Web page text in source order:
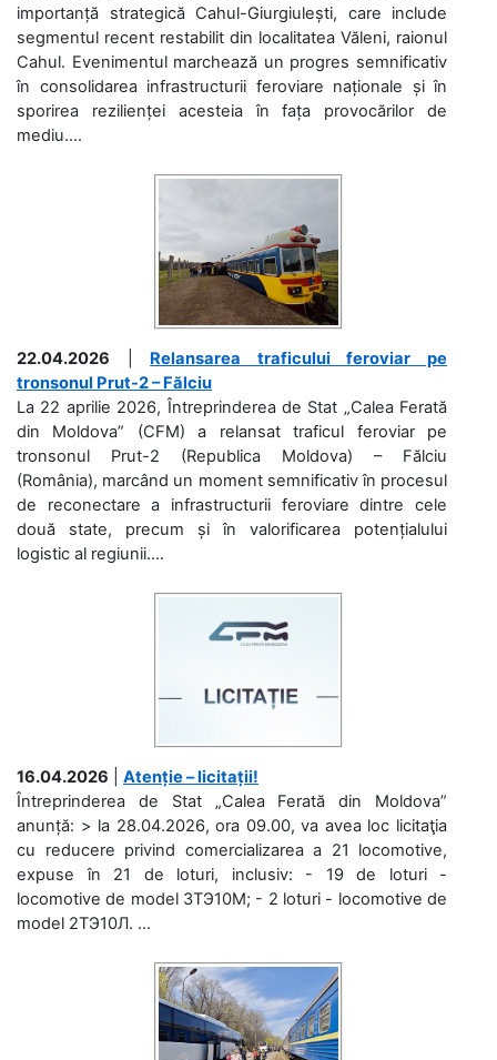
importanță strategică Cahul-Giurgiulești, care include
segmentul recent restabilit din localitatea Văleni, raionul
Cahul. Evenimentul marchează un progres semnificativ
în consolidarea infrastructurii feroviare naționale și în
sporirea rezilienței acesteia în fața provocărilor de
mediu....
22.04.2026
Relansarea traficului feroviar pe
tronsonul Prut-2 – Fălciu
La 22 aprilie 2026, Întreprinderea de Stat „Calea Ferată
din Moldova” (CFM) a relansat traficul feroviar pe
tronsonul Prut-2 (Republica Moldova) – Fălciu
(România), marcând un moment semnificativ în procesul
de reconectare a infrastructurii feroviare dintre cele
două state, precum și în valorificarea potențialului
logistic al regiunii....
16.04.2026
Atenție – licitații!
Întreprinderea de Stat „Calea Ferată din Moldova”
anunță: > la 28.04.2026, ora 09.00, va avea loc licitaţia
cu reducere privind comercializarea a 21 locomotive,
expuse în 21 de loturi, inclusiv: - 19 de loturi -
locomotive de model 3ТЭ10М; - 2 loturi - locomotive de
model 2ТЭ10Л. ...